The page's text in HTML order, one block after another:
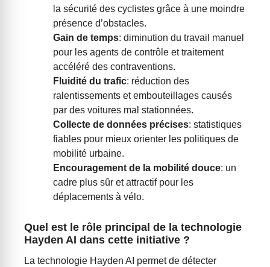
la sécurité des cyclistes grâce à une moindre
présence d’obstacles.
Gain de temps: diminution du travail manuel
pour les agents de contrôle et traitement
accéléré des contraventions.
Fluidité du trafic: réduction des
ralentissements et embouteillages causés
par des voitures mal stationnées.
Collecte de données précises: statistiques
fiables pour mieux orienter les politiques de
mobilité urbaine.
Encouragement de la mobilité douce: un
cadre plus sûr et attractif pour les
déplacements à vélo.
Quel est le rôle principal de la technologie
Hayden AI dans cette initiative ?
La technologie Hayden AI permet de détecter